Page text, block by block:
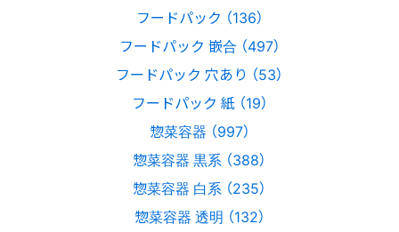
フードパック （136）
フードパック 嵌合 （497）
フードパック 穴あり （53）
フードパック 紙 （19）
惣菜容器 （997）
惣菜容器 黒系 （388）
惣菜容器 白系 （235）
惣菜容器 透明 （132）